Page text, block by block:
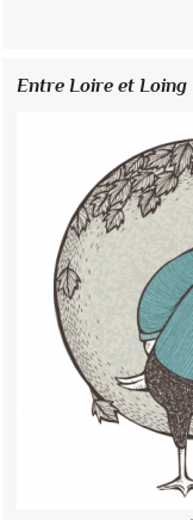
Entre Loire et Loing